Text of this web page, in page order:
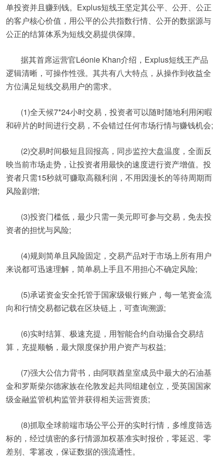
单投资并且赚到钱。Explus短线王坚定其公平、公开、公正
的客户核心价值，用公平的公共指数行情、公开的数据源与
公正的结算体系为短线交易提供保障。
据其首席运营官Léonie Khan介绍，Explus短线王产品
逻辑清晰，可操作性强。其共有八大特点，从操作到收益全
方位满足短线交易用户的需求。
(1)全天候7*24小时交易，投资者可以随时随地利用闲暇
和碎片的时间进行交易，不会错过任何市场行情与赚钱机会;
(2)交易时间极短且回报高，同步监控大盘温度，全面反
映当前市场走势，让投资者用最快的速度进行资产增值。投
资者只需15秒就可赚取高额利润，不用因漫长的等待周期而
风险剧增;
(3)投资门槛低，最少只需一美元即可参与交易，免去投
资者的担忧与风险;
(4)规则简单且风险固定，交易产品对于市场上所有用户
来说都可迅速理解，简单易上手且不用担心不确定风险;
(5)承诺资金安全托管于国家级银行账户，每一笔资金流
向和行情交易都记载在区块链上，可查询溯源;
(6)实时结算、极速充提，用智能合约自动撮合交易结
算，充提顺畅，最大限度保护用户资产与权益;
(7)强大公信力背书，由阿联酋皇室成员中最大的石油基
金和罗斯柴尔德家族在伦敦发起共同组建创立，受英国国家
级金融监管机构监管并获得相关运营资质;
(8)抓取全球前端市场公平公开的实时行情，多维度筛选
标的，经过缜密的多行情源加权基准实时报价，零延迟、零
差别、零篡改，保证数据的强流通性。